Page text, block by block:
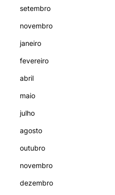
setembro
novembro
janeiro
fevereiro
abril
maio
julho
agosto
outubro
novembro
dezembro